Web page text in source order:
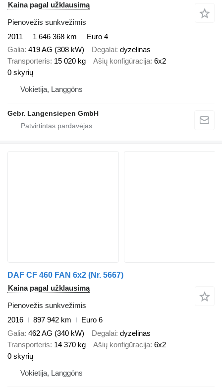
Kaina pagal užklausimą
Pienovežis sunkvežimis
2011
1 646 368 km
Euro 4
Galia 419 AG (308 kW) Degalai dyzelinas
Transporteris 15 020 kg Ašių konfigūracija 6x2
0 skyrių
Vokietija, Langgöns
Gebr. Langensiepen GmbH
DAF CF 460 FAN 6x2 (Nr. 5667)
Kaina pagal užklausimą
Pienovežis sunkvežimis
2016
897 942 km
Euro 6
Galia 462 AG (340 kW) Degalai dyzelinas
Transporteris 14 370 kg Ašių konfigūracija 6x2
0 skyrių
Vokietija, Langgöns